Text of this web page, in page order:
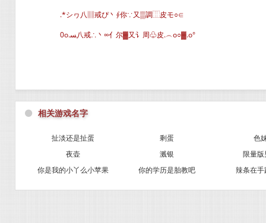
.*シヮ八▥戒ぴ丶∮你∵又▒調⿲皮モ○∈
0o.ﺴ八戒∴丶∞亻尔▓又讠周♧皮.︵o○▓.o°
⚫ 相关游戏名字
扯淡还是扯蛋 剩蛋
色
夜壶
溅银
限量版
你是我的小丫么小苹果
你的学历是胎教吧 辣条在